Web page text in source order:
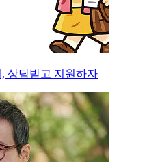
상담받고 지원하자